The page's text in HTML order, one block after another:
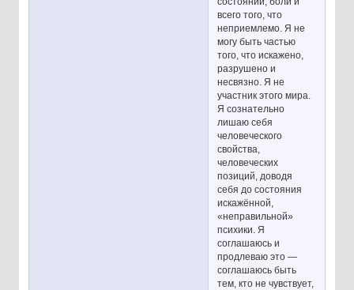
всего того, что
неприемлемо. Я не
могу быть частью
того, что искажено,
разрушено и
несвязно. Я не
участник этого мира.
Я сознательно
лишаю себя
человеческого
свойства,
человеческих
позиций, доводя
себя до состояния
искажённой,
«неправильной»
психики. Я
соглашаюсь и
продлеваю это —
соглашаюсь быть
тем, кто не чувствует,